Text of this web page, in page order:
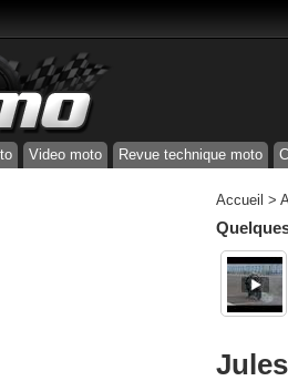
Video moto Revue technique moto
Accueil >